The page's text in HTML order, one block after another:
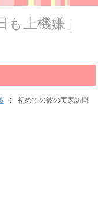
上機嫌」
初めての彼の実家訪問